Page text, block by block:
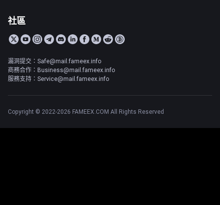
社區
漏洞提交：Safe@mail.fameex.info
商務合作：Business@mail.fameex.info
服務支持：Service@mail.fameex.info
Copyright © 2022-2026 FAMEEX.COM All Rights Reserved